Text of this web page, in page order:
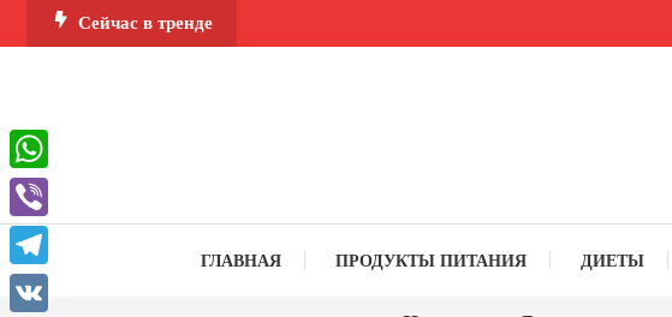
Перейти
к
Сейчас в тренде
ГЛАВНАЯ ПРОДУКТЫ ПИТАНИЯ ДИЕТЫ
WhatsApp
Viber
Telegram